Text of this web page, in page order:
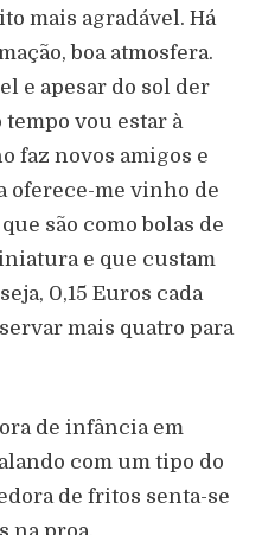
mais agradável. Há
boa atmosfera.
e apesar do sol der
tempo vou estar à
faz novos amigos e
oferece-me vinho de
são como bolas de
e que custam
0,15 Euros cada
mais quatro para
de infância em
com um tipo do
de fritos senta-se